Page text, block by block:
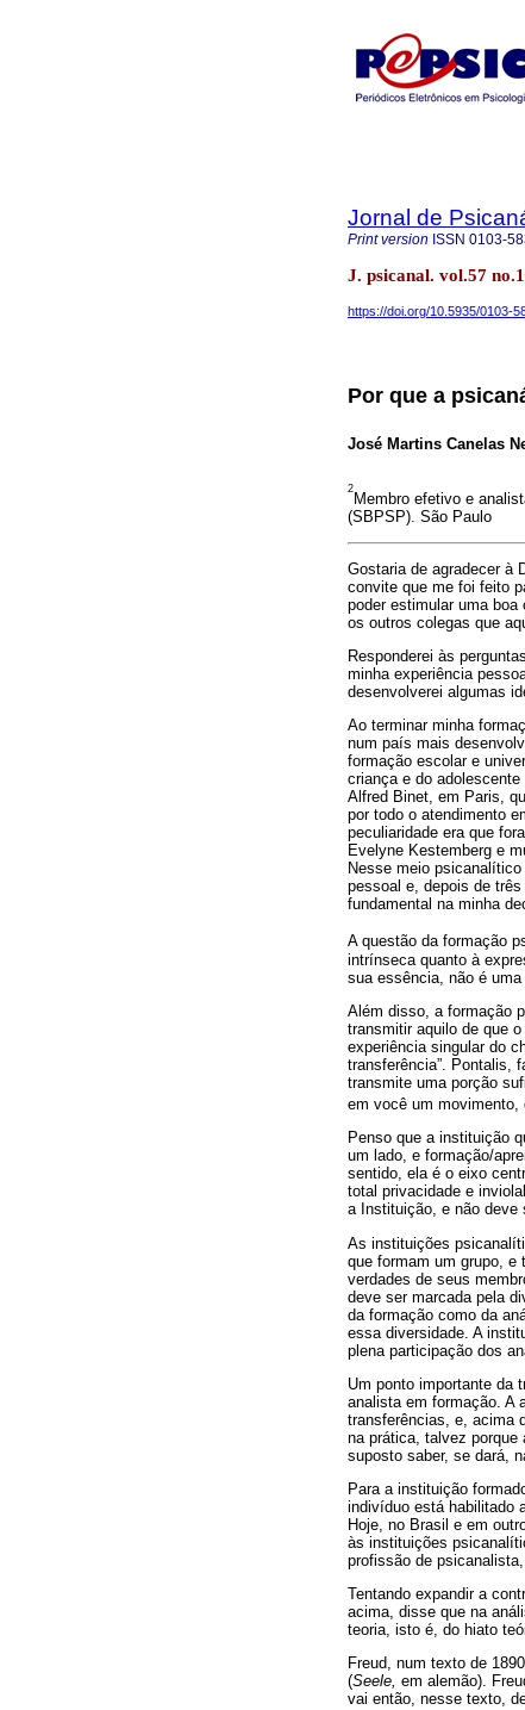
Jornal de
Print version ISSN 0103-
J. psicanal. vol.57
https://doi.org/10.5935/0103-
Por que a
José Martins Canelas
2
Membro efetivo e
(SBPSP). São Paulo
Gostaria de agradecer à
convite que me foi feito
poder estimular uma boa
os outros colegas que
Responderei às
minha experiência
desenvolverei algumas
Ao terminar minha
num país mais
formação escolar e
criança e do
Alfred Binet, em Paris,
por todo o atendimento
peculiaridade era que
Evelyne Kestemberg e
Nesse meio
pessoal e, depois de
fundamental na minha
A questão da formação
intrínseca quanto à
sua essência, não é
Além disso, a formação
transmitir aquilo de que
experiência singular do
transferência”. Pontalis,
transmite uma porção
em você um movimento,
Penso que a instituição
um lado, e formação/
sentido, ela é o eixo
total privacidade e
a Instituição, e não deve
As instituições
que formam um grupo, e
verdades de seus
deve ser marcada pela
da formação como da
essa diversidade. A
plena participação dos
Um ponto importante da
analista em formação. A
transferências, e, acima
na prática, talvez porque
suposto saber, se dará,
Para a instituição
indivíduo está habilitado
Hoje, no Brasil e em
às instituições
profissão de
Tentando expandir a
acima, disse que na
teoria, isto é, do hiato
Freud, num texto de
(Seele, em alemão).
vai então, nesse texto,